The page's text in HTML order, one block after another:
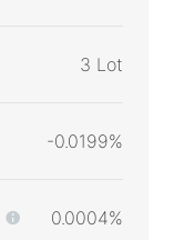
3 Lot
-0.0199%
0.0004%